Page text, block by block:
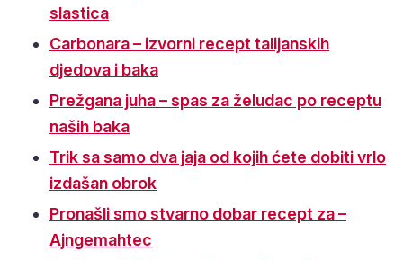
slastica
Carbonara – izvorni recept talijanskih
djedova i baka
Prežgana juha – spas za želudac po receptu
naših baka
Trik sa samo dva jaja od kojih ćete dobiti vrlo
izdašan obrok
Pronašli smo stvarno dobar recept za –
Ajngemahtec